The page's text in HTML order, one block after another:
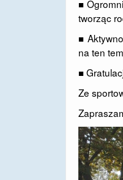
■
tworząc
■
na ten
■
Ze